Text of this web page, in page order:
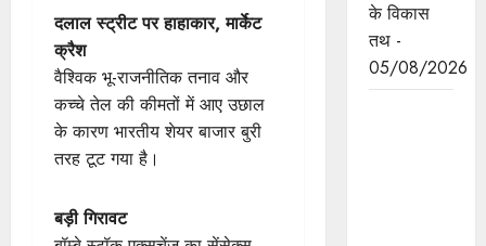
दलाल स्ट्रीट पर हाहाकार, मार्केट
क्रैश
वैश्विक भू-राजनीतिक तनाव और
कच्चे तेल की कीमतों में आए उछाल
के कारण भारतीय शेयर बाजार बुरी
तरह टूट गया है।
बड़ी गिरावट
के विकास
तथ -
05/08/2026